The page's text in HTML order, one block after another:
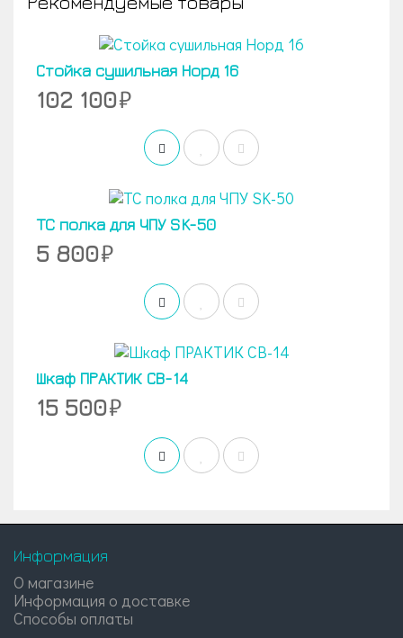
Стойка сушильная Норд 16
102 100
TC полка для ЧПУ SK-50
5 800
Шкаф ПРАКТИК СВ-14
15 500
Информация
О магазине
Информация о доставке
Способы оплаты